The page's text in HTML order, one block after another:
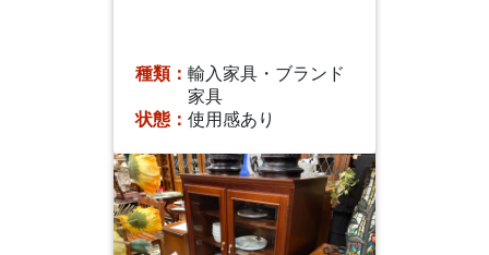
種類： 輸入家具・ブランド
家具
状態： 使用感あり